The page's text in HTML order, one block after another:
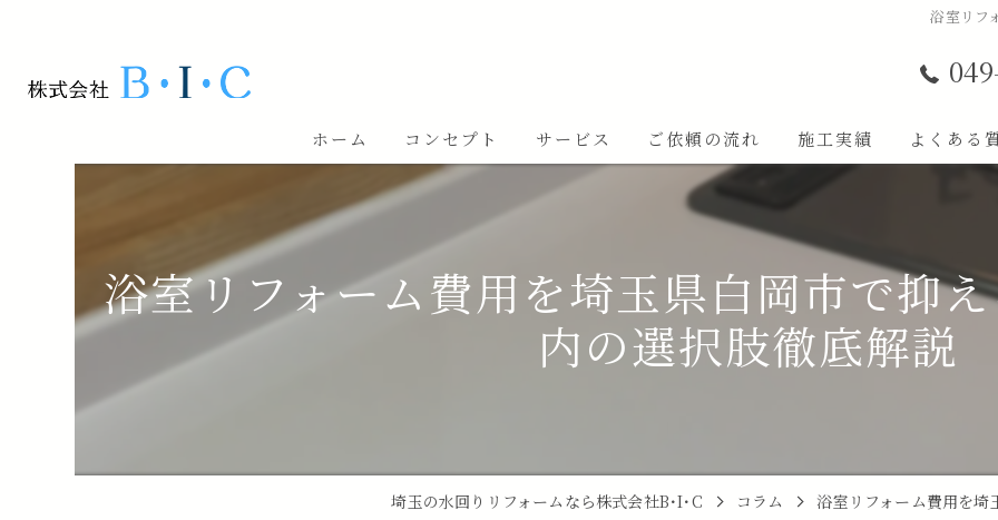
浴室リフ
ホーム コンセプト サービス ご依頼の流れ 施工実績 よくある
浴室リフォーム費用を埼玉県白岡市で抑
内の選択肢徹底解説
埼玉の水回りリフォームなら株式会社B･I･C コラム 浴室リフォーム費用を埼